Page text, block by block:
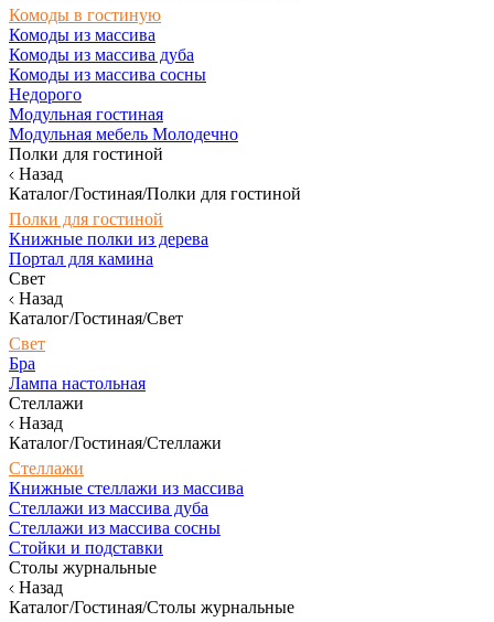
Комоды в гостиную
Комоды из массива
Комоды из массива дуба
Комоды из массива сосны
Недорого
Модульная гостиная
Модульная мебель Молодечно
Полки для гостиной
Назад
Каталог/Гостиная/Полки для гостиной
Полки для гостиной
Книжные полки из дерева
Портал для камина
Свет
Назад
Каталог/Гостиная/Свет
Свет
Бра
Лампа настольная
Стеллажи
Назад
Каталог/Гостиная/Стеллажи
Стеллажи
Книжные стеллажи из массива
Стеллажи из массива дуба
Стеллажи из массива сосны
Стойки и подставки
Столы журнальные
Назад
Каталог/Гостиная/Столы журнальные